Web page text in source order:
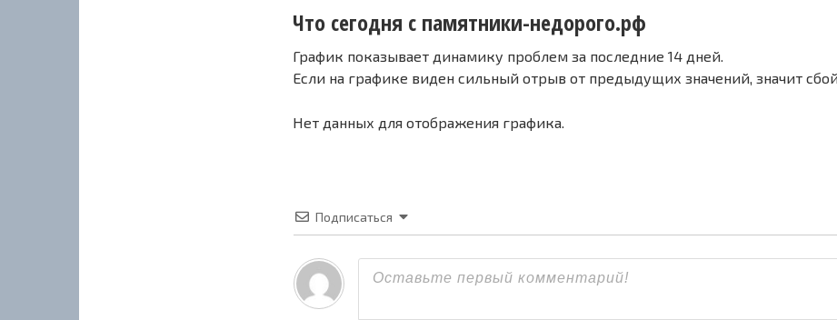
Что сегодня с памятники-недорого.рф
График показывает динамику проблем за последние 14 дней.
Если на графике виден сильный отрыв от предыдущих значений, значит
Нет данных для отображения графика.
Подписаться